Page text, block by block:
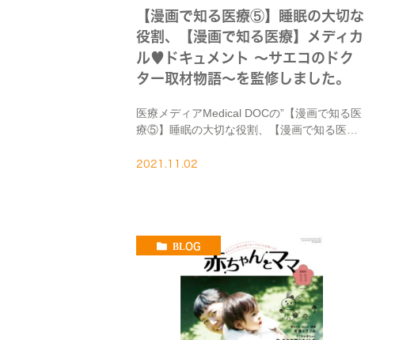
【漫画で知る医療⑤】睡眠の大切な
役割、【漫画で知る医療】メディカ
ル♥ドキュメント ～サエコのドク
ター取材物語～を監修しました。
医療メディアMedical DOCの”【漫画で知る医
療⑤】睡眠の大切な役割、【漫画で知る医
ター取材物語～”を監修しました。 睡眠の役
2021.11.02
BLOG